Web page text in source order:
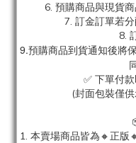
6. 預購商品與現貨
7. 訂金訂單若
8.
9.預購商品到貨通知後將
✅ 下單付
(封面包裝僅
1. 本賣場商品皆為🔸正版